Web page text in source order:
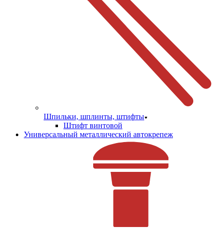
Шпильки, шплинты, штифты
Штифт винтовой
Универсальный металлический автокрепеж